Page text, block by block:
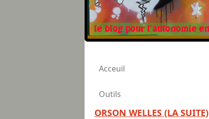
Acceuil
Outils
ORSON WELLES (LA SUITE)